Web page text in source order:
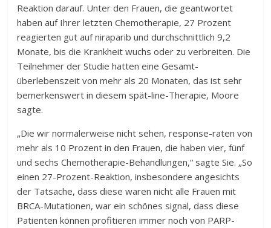
Reaktion darauf. Unter den Frauen, die geantwortet
haben auf Ihrer letzten Chemotherapie, 27 Prozent
reagierten gut auf niraparib und durchschnittlich 9,2
Monate, bis die Krankheit wuchs oder zu verbreiten. Die
Teilnehmer der Studie hatten eine Gesamt-
überlebenszeit von mehr als 20 Monaten, das ist sehr
bemerkenswert in diesem spät-line-Therapie, Moore
sagte.
„Die wir normalerweise nicht sehen, response-raten von
mehr als 10 Prozent in den Frauen, die haben vier, fünf
und sechs Chemotherapie-Behandlungen,“ sagte Sie. „So
einen 27-Prozent-Reaktion, insbesondere angesichts
der Tatsache, dass diese waren nicht alle Frauen mit
BRCA-Mutationen, war ein schönes signal, dass diese
Patienten können profitieren immer noch von PARP-